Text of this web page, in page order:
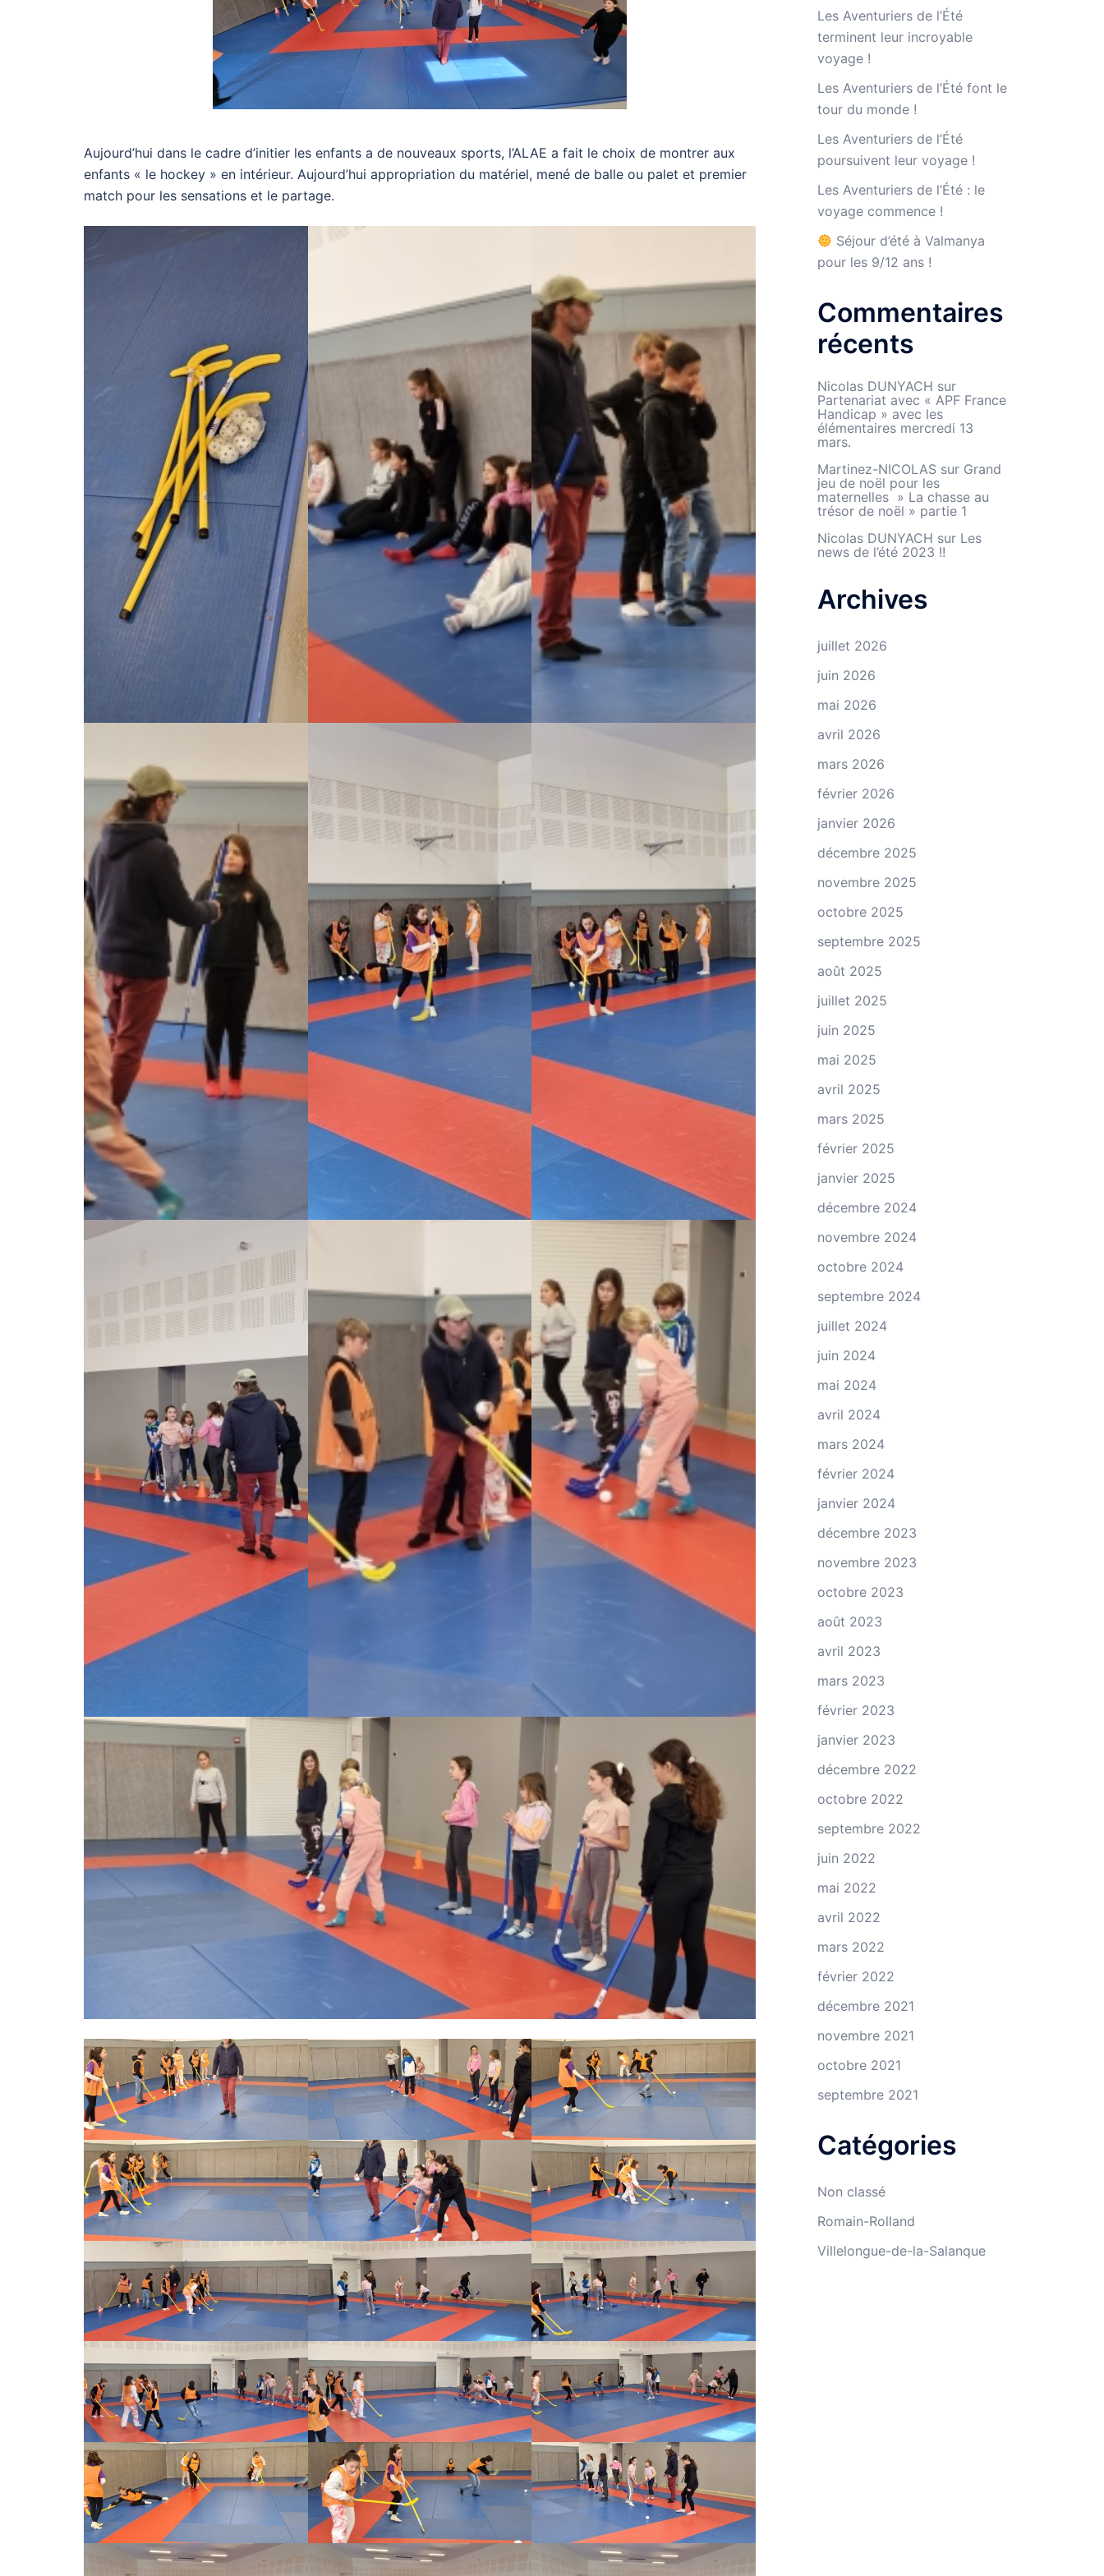
Aujourd’hui dans le cadre d’initier les enfants a de nouveaux sports, l’ALAE a fait le choix de montrer aux
enfants « le hockey » en intérieur. Aujourd’hui appropriation du matériel, mené de balle ou palet et premier
match pour les sensations et le partage.
Les Aventuriers de l’Été
terminent leur incroyable
voyage !
Les Aventuriers de l’Été font le
tour du monde !
Les Aventuriers de l’Été
poursuivent leur voyage !
Les Aventuriers de l’Été : le
voyage commence !
Séjour d’été à Valmanya
pour les 9/12 ans !
Commentaires
récents
Nicolas DUNYACH sur
Partenariat avec « APF France
Handicap » avec les
élémentaires mercredi 13
mars.
Martinez-NICOLASsur Grand
jeu de noël pour les
maternelles » La chasse au
trésor de noël » partie 1
Nicolas DUNYACH sur Les
news de l’été 2023 !!
Archives
juillet 2026
juin 2026
mai 2026
avril 2026
mars 2026
février 2026
janvier 2026
décembre 2025
novembre 2025
octobre 2025
septembre 2025
août 2025
juillet 2025
juin 2025
mai 2025
avril 2025
mars 2025
février 2025
janvier 2025
décembre 2024
novembre 2024
octobre 2024
septembre 2024
juillet 2024
juin 2024
mai 2024
avril 2024
mars 2024
février 2024
janvier 2024
décembre 2023
novembre 2023
octobre 2023
août 2023
avril 2023
mars 2023
février 2023
janvier 2023
décembre 2022
octobre 2022
septembre 2022
juin 2022
mai 2022
avril 2022
mars 2022
février 2022
décembre 2021
novembre 2021
octobre 2021
septembre 2021
Catégories
Non classé
Romain-Rolland
Villelongue-de-la-Salanque